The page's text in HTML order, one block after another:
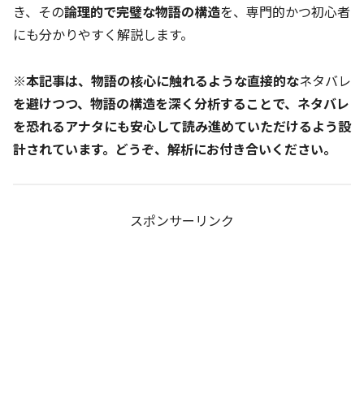
き、その論理的で完璧な物語の構造を、専門的かつ初心者
にも分かりやすく解説します。
※本記事は、物語の核心に触れるような直接的なネタバレ
を避けつつ、物語の構造を深く分析することで、ネタバレ
を恐れるアナタにも安心して読み進めていただけるよう設
計されています。どうぞ、解析にお付き合いください。
スポンサーリンク